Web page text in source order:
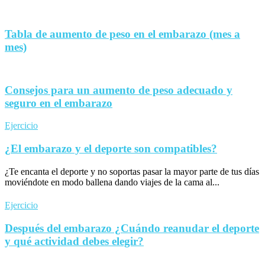
Tabla de aumento de peso en el embarazo (mes a
mes)
Consejos para un aumento de peso adecuado y
seguro en el embarazo
Ejercicio
¿El embarazo y el deporte son compatibles?
¿Te encanta el deporte y no soportas pasar la mayor parte de tus días
moviéndote en modo ballena dando viajes de la cama al...
Ejercicio
Después del embarazo ¿Cuándo reanudar el deporte
y qué actividad debes elegir?